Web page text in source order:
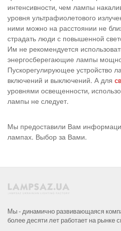
интенсивности, чем лампы
уровня ультрафиолетового
ними можно на расстоянии не
страдать люди с повышенной
Им не рекомендуется
энергосберегающие лампы
Пускорегулирующее устройство
включений и выключений. А для
уровнями освещенности,
лампы не следует.
Мы предоставили Вам
лампах. Выбор за Вами.
Мы - динамично развивающаяся
более десяти лет работает на рынке